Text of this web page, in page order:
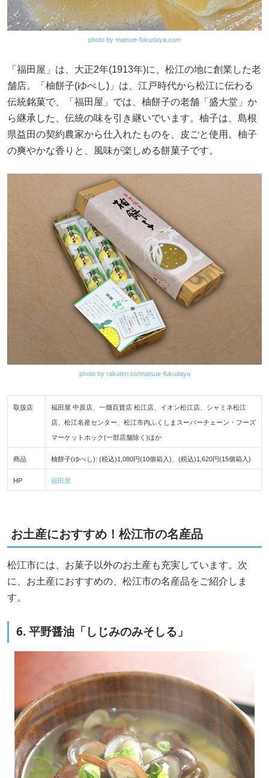
photo by matsue-fukudaya.com
「福田屋」は、大正2年(1913年)に、松江の地に創業した老
舗店。「柚餅子(ゆべし)」は、江戸時代から松江に伝わる
伝統銘菓で、「福田屋」では、柚餅子の老舗「盛大堂」か
ら継承した、伝統の味を引き継いでいます。柚子は、島根
県益田の契約農家から仕入れたものを、皮ごと使用。柚子
の爽やかな香りと、風味が楽しめる餅菓子です。
photo by rakuten.co/matsue-fukudaya
取扱店 福田屋 中原店、一畑百貨店 松江店、イオン松江店、シャミネ松江
店、松江名産センター、松江市内ふくしまスーパーチェーン・フーズ
マーケットホック(一部店舗除く)ほか
商品 柚餅子(ゆべし): (税込)1,080円(10個箱入)、(税込)1,620円(15個箱入)
HP 福田屋
お土産におすすめ！松江市の名産品
松江市には、お菓子以外のお土産も充実しています。次
に、お土産におすすめの、松江市の名産品をご紹介しま
す。
6. 平野醤油「しじみのみそしる」